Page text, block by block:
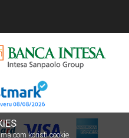
koristi cookie.